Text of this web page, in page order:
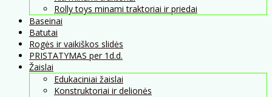
Rolly toys minami traktoriai ir priedai
Baseinai
Batutai
Rogės ir vaikiškos slidės
PRISTATYMAS per 1d.d.
Žaislai
Edukaciniai žaislai
Konstruktoriai ir delionės